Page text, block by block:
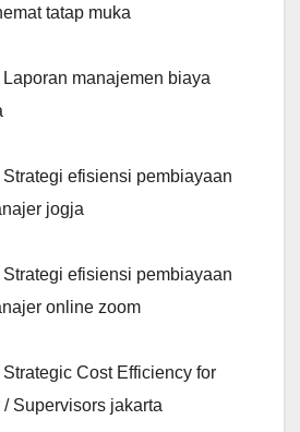
tatap muka
manajemen biaya
efisiensi pembiayaan
jogja
efisiensi pembiayaan
online zoom
Cost Efficiency for
/ Supervisors jakarta